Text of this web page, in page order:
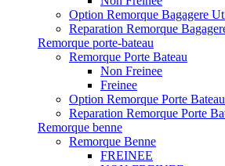
Option Remorque Bagagere
Reparation Remorque
Remorque porte-bateau
Remorque Porte Bateau
Non Freinee
Freinee
Option Remorque Porte Bateau
Reparation Remorque Porte
Remorque benne
Remorque Benne
FREINEE